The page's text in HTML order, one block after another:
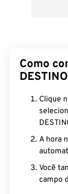
Como
DESTINO
Clique
A hora
Você
campo